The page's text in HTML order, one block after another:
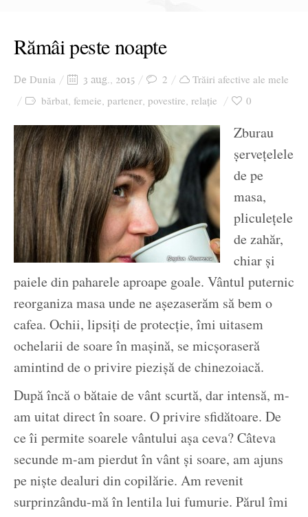
Rămâi peste noapte
De Dunia 3 aug., 2015 2
Trăiri afective ale mele
bărbat, femeie, partener, povestire, relație 0
Zburau
șervețelele
de pe
masa,
pliculețele
de zahăr,
chiar și
paiele din paharele aproape goale. Vântul puternic
reorganiza masa unde ne așezaserăm să bem o
cafea. Ochii, lipsiți de protecție, îmi uitasem
ochelarii de soare în mașină, se micșoraseră
amintind de o privire piezișă de chinezoiacă.
După încă o bătaie de vânt scurtă, dar intensă, m-
am uitat direct în soare. O privire sfidătoare. De
ce îi permite soarele vântului așa ceva? Câteva
secunde m-am pierdut în vânt și soare, am ajuns
pe niște dealuri din copilărie. Am revenit
surprinzându-mă în lentila lui fumurie. Părul îmi